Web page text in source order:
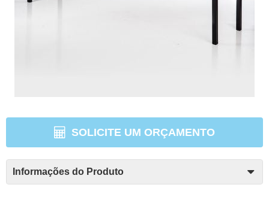
SOLICITE UM ORÇAMENTO
Informações do Produto